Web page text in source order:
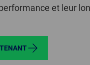
et leur